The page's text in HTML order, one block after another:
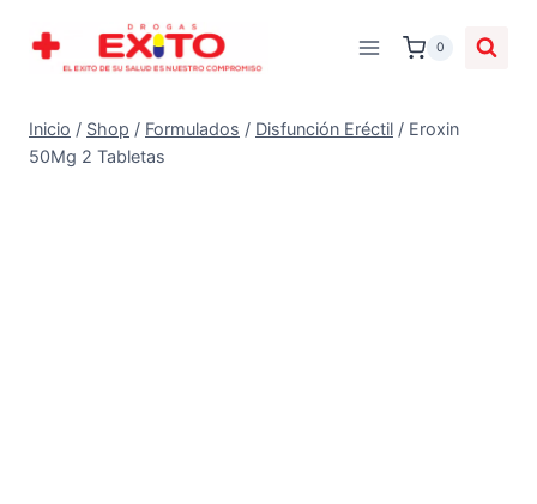
0
Inicio / Shop / Formulados / Disfunción Eréctil / Eroxin
50Mg 2 Tabletas